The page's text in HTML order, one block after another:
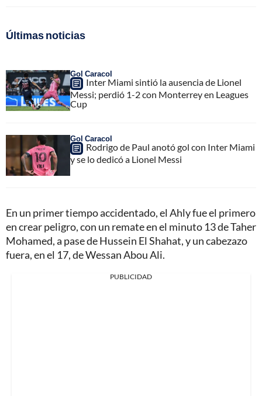
Últimas noticias
Gol Caracol
Inter Miami sintió la ausencia de Lionel
Messi; perdió 1-2 con Monterrey en Leagues
Cup
Gol Caracol
Rodrigo de Paul anotó gol con Inter Miami
y se lo dedicó a Lionel Messi
En un primer tiempo accidentado, el Ahly fue el primero
en crear peligro, con un remate en el minuto 13 de Taher
Mohamed, a pase de Hussein El Shahat, y un cabezazo
fuera, en el 17, de Wessan Abou Ali.
PUBLICIDAD